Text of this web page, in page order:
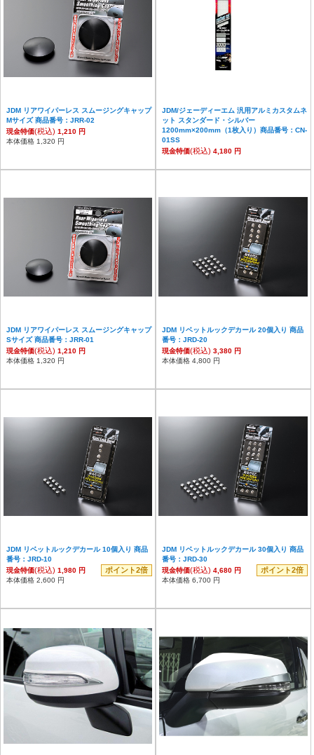
JDM リアワイパーレス スムージングキャップ
Mサイズ 商品番号：JRR-02
現金特価(税込) 1,210 円
本体価格 1,320 円
JDM/ジェーディーエム 汎用アルミカスタムネ
ット スタンダード・シルバー
1200mm×200mm（1枚入り）商品番号：CN-
01SS
現金特価(税込) 4,180 円
JDM リアワイパーレス スムージングキャップ
Sサイズ 商品番号：JRR-01
現金特価(税込) 1,210 円
本体価格 1,320 円
JDM リベットルックデカール 20個入り 商品
番号：JRD-20
現金特価(税込) 3,380 円
本体価格 4,800 円
JDM リベットルックデカール 10個入り 商品
番号：JRD-10
現金特価(税込) 1,980 円 ポイント2倍
本体価格 2,600 円
JDM リベットルックデカール 30個入り 商品
番号：JRD-30
現金特価(税込) 4,680 円 ポイント2倍
本体価格 6,700 円